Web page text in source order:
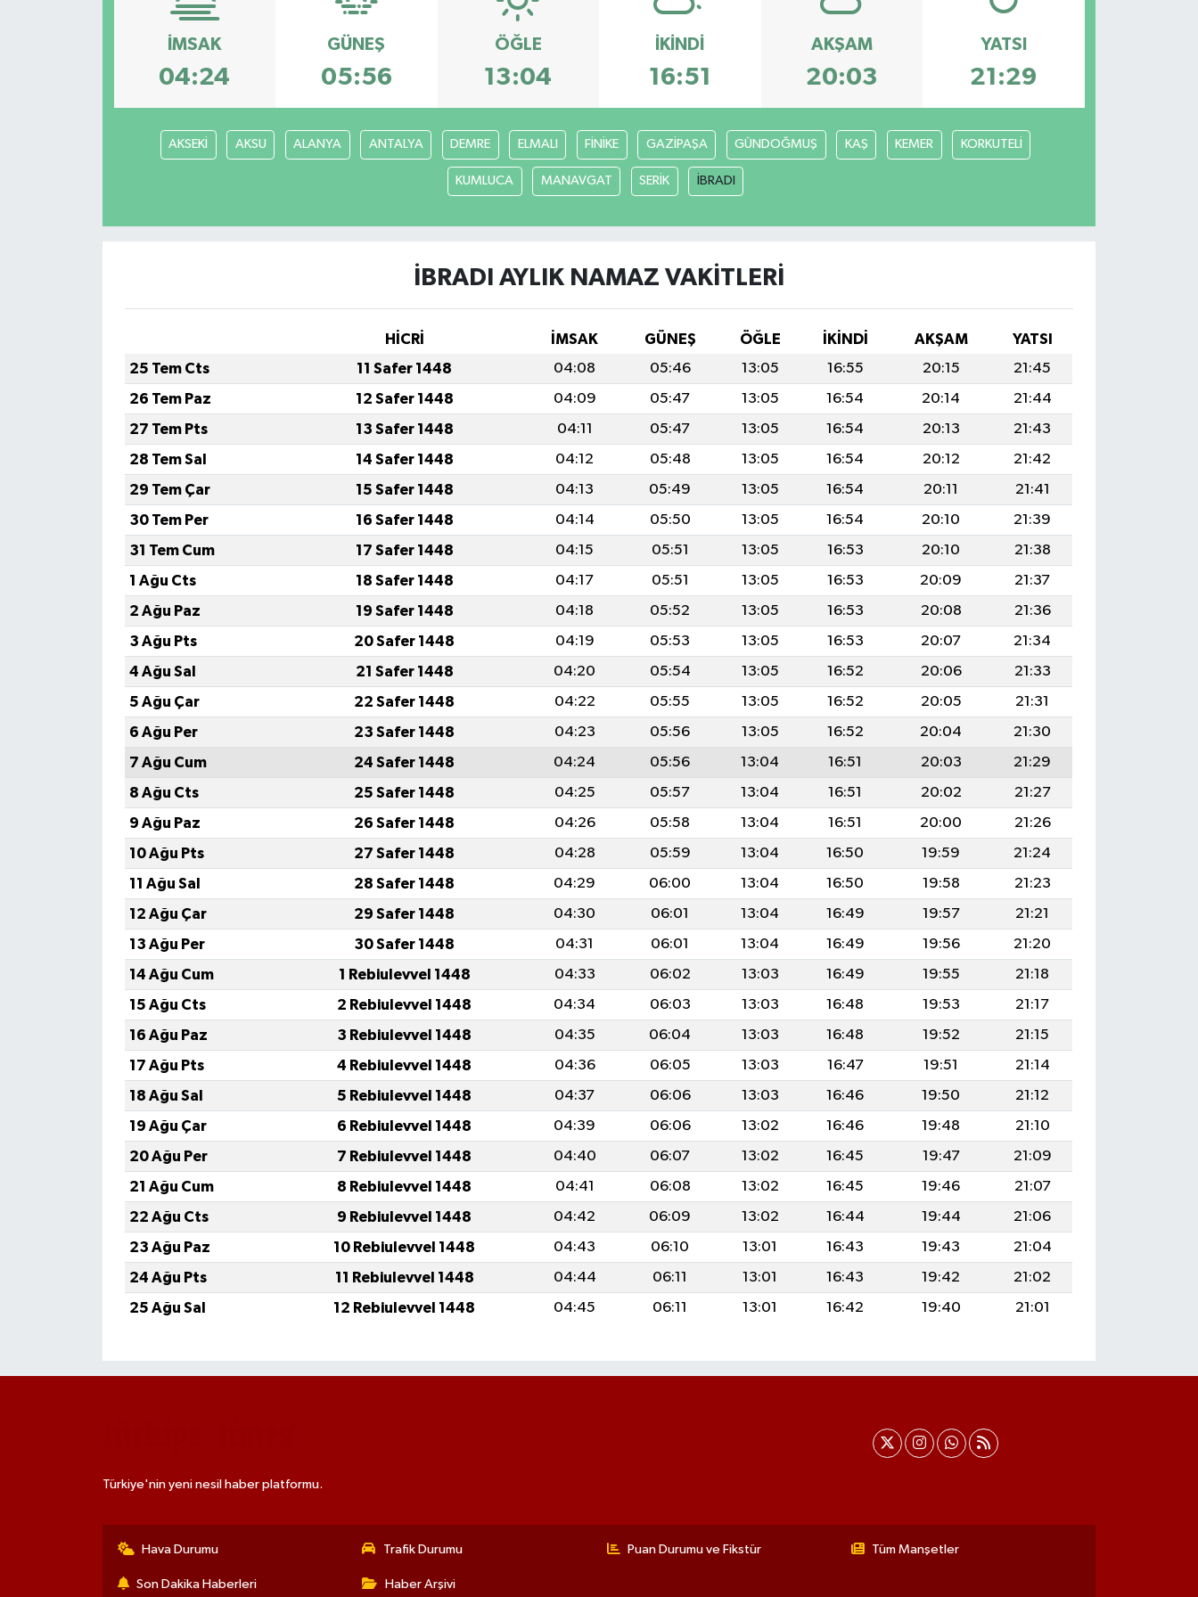
İMSAK
04:24
GÜNEŞ
05:56
ÖĞLE
13:04
İKINDI
16:51
AKŞAM
20:03
YATSI
21:29
AKSEKİ AKSU ALANYA ANTALYA DEMRE ELMALI FİNİKE GAZİPAŞA GÜNDOĞMUŞ KAŞ KEMER KORKUTELİ
KUMLUCA MANAVGAT SERİK İBRADI
İBRADI AYLIK NAMAZ VAKITLERI
HİCRİ İMSAK GÜNEŞ ÖĞLE İKINDI AKŞAM
YATSI
25 Tem Cts
11 Safer 1448 04:08 05:46 13:05 16:55 20:15
21:45
26 Tem Paz
12 Safer 1448 04:09 05:47 13:05 16:54 20:14
21:44
27 Tem Pts
13 Safer 1448 04:11 05:47 13:05 16:54 20:13
21:43
28 Tem Sal
14 Safer 1448 04:12 05:48 13:05 16:54 20:12
21:42
29 Tem Çar
15 Safer 1448 04:13 05:49 13:05 16:54 20:11
21:41
30 Tem Per
16 Safer 1448 04:14 05:50 13:05 16:54 20:10
21:39
31 Tem Cum
17 Safer 1448 04:15 05:51 13:05 16:53 20:10
21:38
1 Ağu Cts
18 Safer 1448 04:17 05:51 13:05 16:53 20:09
21:37
2 Ağu Paz
19 Safer 1448 04:18 05:52 13:05 16:53 20:08
21:36
3 Ağu Pts
20 Safer 1448 04:19 05:53 13:05 16:53 20:07
21:34
4 Ağu Sal
21 Safer 1448 04:20 05:54 13:05 16:52 20:06
21:33
5 Ağu Çar
22 Safer 1448 04:22 05:55 13:05 16:52 20:05
21:31
6 Ağu Per
23 Safer 1448 04:23 05:56 13:05 16:52 20:04
21:30
7 Ağu Cum
24 Safer 1448 04:24 05:56 13:04 16:51 20:03
21:29
8 Ağu Cts
25 Safer 1448 04:25 05:57 13:04 16:51 20:02
21:27
9 Ağu Paz
26 Safer 1448 04:26 05:58 13:04 16:51 20:00
21:26
10 Ağu Pts
27 Safer 1448 04:28 05:59 13:04 16:50 19:59
21:24
11 Ağu Sal
28 Safer 1448 04:29 06:00 13:04 16:50 19:58
21:23
12 Ağu Çar
29 Safer 1448 04:30 06:01 13:04 16:49 19:57
21:21
13 Ağu Per
30 Safer 1448 04:31 06:01 13:04 16:49 19:56
21:20
14 Ağu Cum
1 Rebiulevvel 1448 04:33 06:02 13:03 16:49 19:55
21:18
15 Ağu Cts
2 Rebiulevvel 1448 04:34 06:03 13:03 16:48 19:53
21:17
16 Ağu Paz
3 Rebiulevvel 1448 04:35 06:04 13:03 16:48 19:52
21:15
17 Ağu Pts
4 Rebiulevvel 1448 04:36 06:05 13:03 16:47 19:51
21:14
18 Ağu Sal
5 Rebiulevvel 1448 04:37 06:06 13:03 16:46 19:50
21:12
19 Ağu Çar
6 Rebiulevvel 1448 04:39 06:06 13:02 16:46 19:48
21:10
20 Ağu Per
7 Rebiulevvel 1448 04:40 06:07 13:02 16:45 19:47
21:09
21 Ağu Cum
8 Rebiulevvel 1448 04:41 06:08 13:02 16:45 19:46
21:07
22 Ağu Cts
9 Rebiulevvel 1448 04:42 06:09 13:02 16:44 19:44
21:06
23 Ağu Paz
10 Rebiulevvel 1448 04:43 06:10 13:01 16:43 19:43
21:04
24 Ağu Pts
11 Rebiulevvel 1448 04:44 06:11 13:01 16:43 19:42
21:02
25 Ağu Sal
12 Rebiulevvel 1448 04:45 06:11 13:01 16:42 19:40 21:01
Türkiye'nin yeni nesil haber platformu.
Hava Durumu Trafik Durumu Puan Durumu ve Fikstür Tüm Manşetler
Son Dakika Haberleri Haber Arşivi